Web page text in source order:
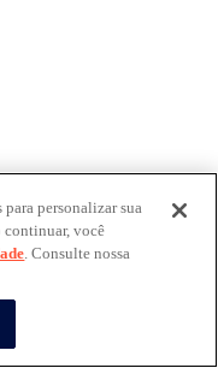
personalizar sua
continuar, você
. Consulte nossa